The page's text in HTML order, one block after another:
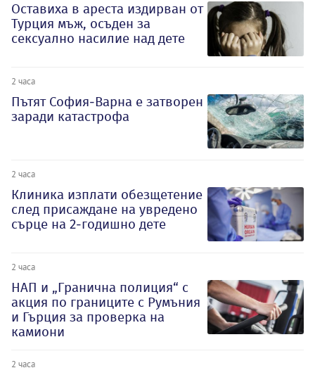
Оставиха в ареста издирван от
Турция мъж, осъден за
сексуално насилие над дете
2 часа
Пътят София-Варна е затворен
заради катастрофа
2 часа
Клиника изплати обезщетение
след присаждане на увредено
сърце на 2-годишно дете
2 часа
НАП и „Гранична полиция“ с
акция по границите с Румъния
и Гърция за проверка на
камиони
2 часа